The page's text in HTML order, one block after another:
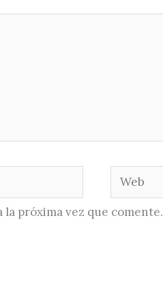
Web
próxima vez que comente.